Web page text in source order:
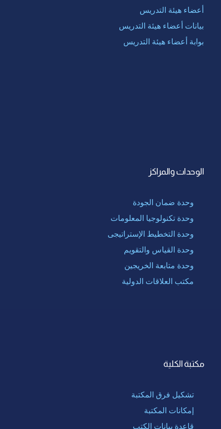
أعضاء هيئة التدريس
بيانات أعضاء هيئة التدريس
بوابة أعضاء هيئة التدريس
الوحدات والمراكز
وحدة ضمان الجودة
وحدة تكنولوجيا المعلومات
وحدة التخطيط الإستراتيجى
وحدة القياس والتقويم
وحدة متابعة الخريجين
مكتب العلاقات الدولية
مكتبة الكلية
تشكيل فرق المكتبة
إمكانات المكتبة
قاعدة بيانات الكتب